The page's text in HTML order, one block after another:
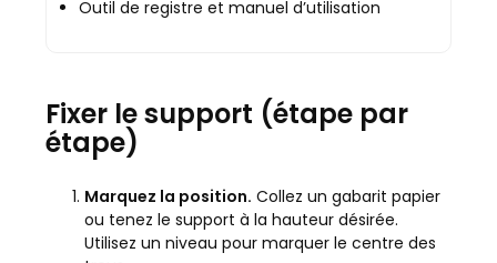
Outil de registre et manuel d’utilisation
Fixer le support (étape par
étape)
Marquez la position. Collez un gabarit papier
ou tenez le support à la hauteur désirée.
Utilisez un niveau pour marquer le centre des